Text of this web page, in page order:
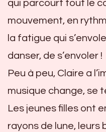
qui parcourt tout le
mouvement, en
la fatigue qui
danser, de s’envoler !
Peu à peu, Claire a
musique change, se
Les jeunes filles ont
rayons de lune, leurs